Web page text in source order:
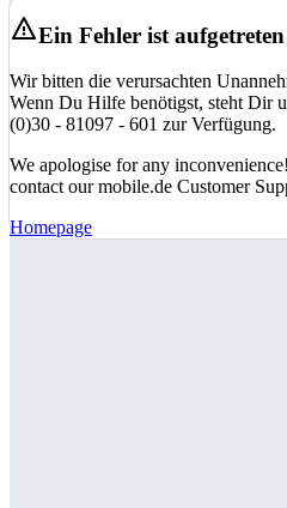
Ein Fehler ist
Wir bitten die verursachten
Wenn Du Hilfe benötigst, steht Dir
(0)30 - 81097 - 601 zur Verfügung.
We apologise for any
contact our mobile.de Customer
Homepage